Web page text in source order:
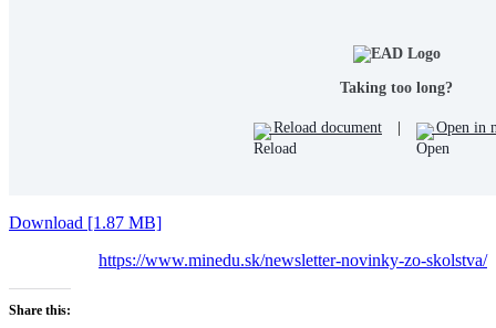
Taking too long?
Reload document Open in
Download [1.87 MB]
https://www.minedu.sk/newsletter-novinky-zo-skolstva/
Share this: